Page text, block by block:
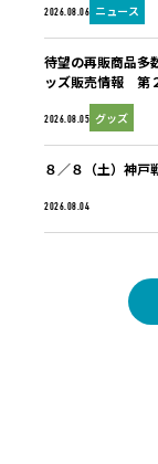
2026.08.06 ニュース
2026.08.05 グッズ
待望の再販商品多
ッズ販売情報 第
2026.08.04
８／８（土）神戸